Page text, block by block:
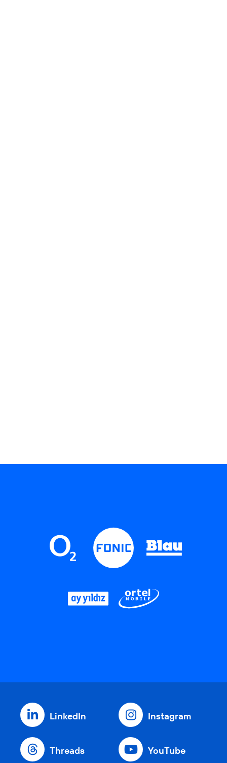
LinkedIn Instagram
Threads YouTube